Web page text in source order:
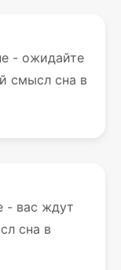
- ожидайте
смысл сна в
- вас ждут
сна в